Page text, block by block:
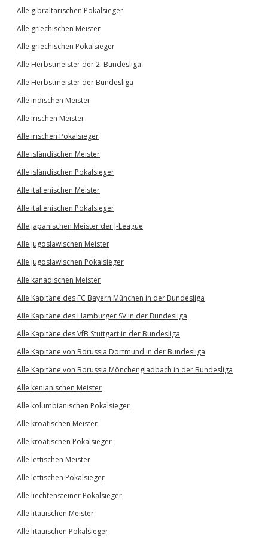
Alle gibraltarischen Pokalsieger
Alle griechischen Meister
Alle griechischen Pokalsieger
Alle Herbstmeister der 2. Bundesliga
Alle Herbstmeister der Bundesliga
Alle indischen Meister
Alle irischen Meister
Alle irischen Pokalsieger
Alle isländischen Meister
Alle isländischen Pokalsieger
Alle italienischen Meister
Alle italienischen Pokalsieger
Alle japanischen Meister der J-League
Alle jugoslawischen Meister
Alle jugoslawischen Pokalsieger
Alle kanadischen Meister
Alle Kapitäne des FC Bayern München in der Bundesliga
Alle Kapitäne des Hamburger SV in der Bundesliga
Alle Kapitäne des VfB Stuttgart in der Bundesliga
Alle Kapitäne von Borussia Dortmund in der Bundesliga
Alle Kapitäne von Borussia Mönchengladbach in der Bundesliga
Alle kenianischen Meister
Alle kolumbianischen Pokalsieger
Alle kroatischen Meister
Alle kroatischen Pokalsieger
Alle lettischen Meister
Alle lettischen Pokalsieger
Alle liechtensteiner Pokalsieger
Alle litauischen Meister
Alle litauischen Pokalsieger